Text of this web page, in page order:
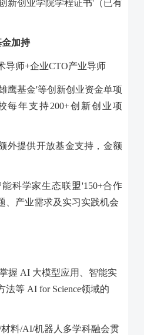
新创业学院学程证书'（已有
加持
导师+企业CTO产业导师
鹰基金'等创新创业资金单项
每年支持200+创新创业项
外提供开放基金支持，金额
科学家生态联盟'150+合作
、产业需求及实习实践机会
握 AI 大模型应用、智能实
法等 AI for Science领域的
材料/AI/机器人多学科融会贯